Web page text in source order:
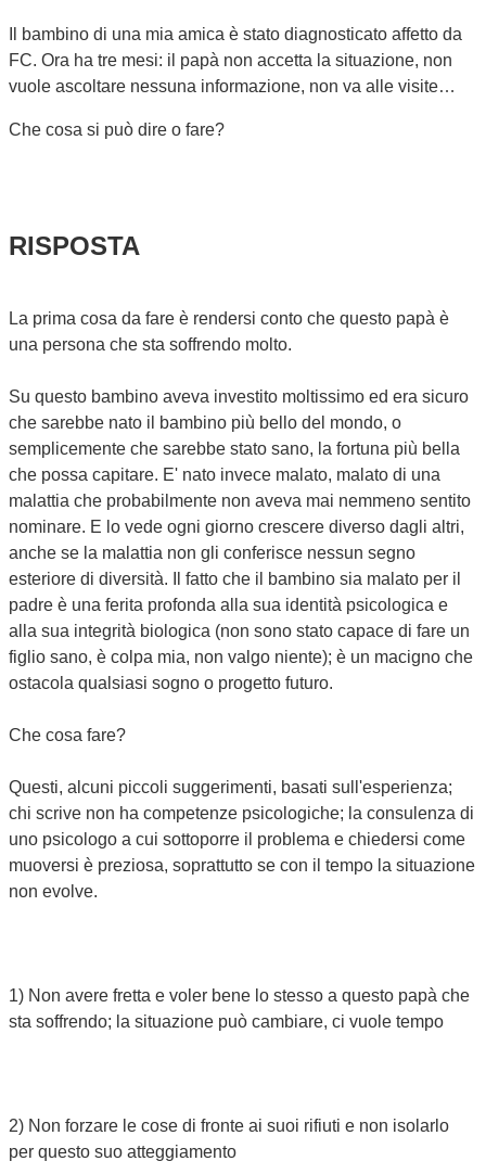
Il bambino di una mia amica è stato diagnosticato affetto da
FC. Ora ha tre mesi: il papà non accetta la situazione, non
vuole ascoltare nessuna informazione, non va alle visite…
Che cosa si può dire o fare?
RISPOSTA
La prima cosa da fare è rendersi conto che questo papà è
una persona che sta soffrendo molto.
Su questo bambino aveva investito moltissimo ed era sicuro
che sarebbe nato il bambino più bello del mondo, o
semplicemente che sarebbe stato sano, la fortuna più bella
che possa capitare. E' nato invece malato, malato di una
malattia che probabilmente non aveva mai nemmeno sentito
nominare. E lo vede ogni giorno crescere diverso dagli altri,
anche se la malattia non gli conferisce nessun segno
esteriore di diversità. Il fatto che il bambino sia malato per il
padre è una ferita profonda alla sua identità psicologica e
alla sua integrità biologica (non sono stato capace di fare un
figlio sano, è colpa mia, non valgo niente); è un macigno che
ostacola qualsiasi sogno o progetto futuro.
Che cosa fare?
Questi, alcuni piccoli suggerimenti, basati sull'esperienza;
chi scrive non ha competenze psicologiche; la consulenza di
uno psicologo a cui sottoporre il problema e chiedersi come
muoversi è preziosa, soprattutto se con il tempo la situazione
non evolve.
1) Non avere fretta e voler bene lo stesso a questo papà che
sta soffrendo; la situazione può cambiare, ci vuole tempo
2) Non forzare le cose di fronte ai suoi rifiuti e non isolarlo
per questo suo atteggiamento